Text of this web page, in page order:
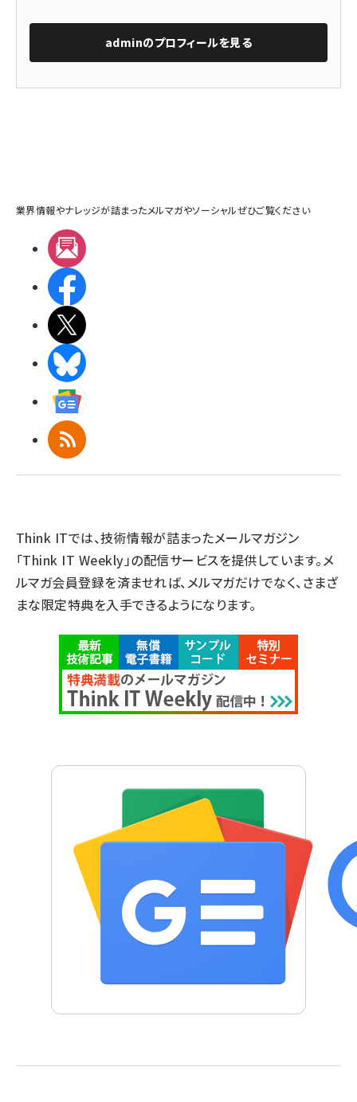
adminのプロフィールを見る
業界情報やナレッジが詰まったメルマガやソーシャルぜひご覧ください
RSS
Think ITでは、技術情報が詰まったメールマガジン
「Think IT Weekly」の配信サービスを提供しています。メ
ルマガ会員登録を済ませれば、メルマガだけでなく、さまざ
まな限定特典を入手できるようになります。